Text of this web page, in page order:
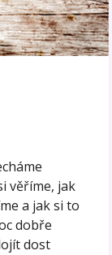
věříme, jak
a jak si to
dobře
dost